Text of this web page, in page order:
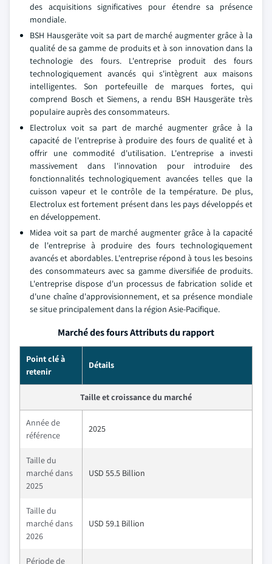
des acquisitions significatives pour étendre sa présence
mondiale.
BSH Hausgeräte voit sa part de marché augmenter grâce à la
qualité de sa gamme de produits et à son innovation dans la
technologie des fours. L'entreprise produit des fours
technologiquement avancés qui s'intègrent aux maisons
intelligentes. Son portefeuille de marques fortes, qui
comprend Bosch et Siemens, a rendu BSH Hausgeräte très
populaire auprès des consommateurs.
Electrolux voit sa part de marché augmenter grâce à la
capacité de l'entreprise à produire des fours de qualité et à
offrir une commodité d'utilisation. L'entreprise a investi
massivement dans l'innovation pour introduire des
fonctionnalités technologiquement avancées telles que la
cuisson vapeur et le contrôle de la température. De plus,
Electrolux est fortement présent dans les pays développés et
en développement.
Midea voit sa part de marché augmenter grâce à la capacité
de l'entreprise à produire des fours technologiquement
avancés et abordables. L'entreprise répond à tous les besoins
des consommateurs avec sa gamme diversifiée de produits.
L'entreprise dispose d'un processus de fabrication solide et
d'une chaîne d'approvisionnement, et sa présence mondiale
se situe principalement dans la région Asie-Pacifique.
Marché des fours Attributs du rapport
Point clé à
retenir
Détails
Taille et croissance du marché
Année de
référence
2025
Taille du
marché dans
2025
USD 55.5 Billion
Taille du
marché dans
2026
USD 59.1 Billion
Période de